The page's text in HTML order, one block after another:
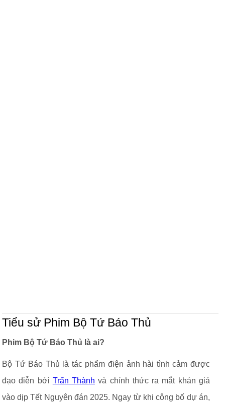
Tiểu sử Phim Bộ Tứ Báo Thủ
Phim Bộ Tứ Báo Thủ là ai?
Bộ Tứ Báo Thủ là tác phẩm điện ảnh hài tình cảm được
đạo diễn bởi Trấn Thành và chính thức ra mắt khán giả
vào dịp Tết Nguyên đán 2025. Ngay từ khi công bố dự án,